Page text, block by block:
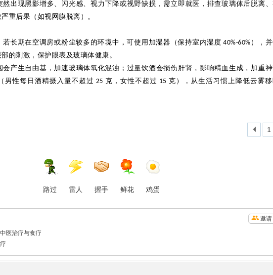
出现黑影增多、闪光感、视力下降或视野缺损，需立即就医，排查玻璃体后脱离
重后果（如视网膜脱离）。
长期在空调房或粉尘较多的环境中，可使用加湿器（保持室内湿度 40%-60% ），
的刺激，保护眼表及玻璃体健康。
产生自由基，加速玻璃体氧化混浊；过量饮酒会损伤肝肾，影响精血生成，加重神
男性每日酒精摄入量不超过 25 克，女性不超过 15 克），从生活习惯上降低云雾
1
路过 雷人 握手 鲜花 鸡蛋
邀请
医治疗与食疗